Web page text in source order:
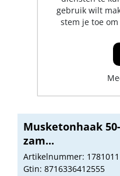
Musketonhaak
zam...
Artikelnummer: 1781011
Gtin: 8716336412555
gebruik wilt
stem je toe